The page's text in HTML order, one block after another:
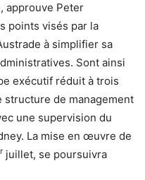
approuve Peter
points visés par la
à simplifier sa
Sont ainsi
exécutif réduit à trois
structure de management
une supervision du
La mise en œuvre de
juillet, se poursuivra